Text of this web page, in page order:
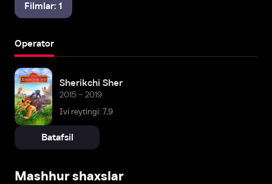
Filmlar: 1
Operator
Sherikchi Sher
2015 – 2019
Ivi reytingi: 7,9
Batafsil
Mashhur shaxslar